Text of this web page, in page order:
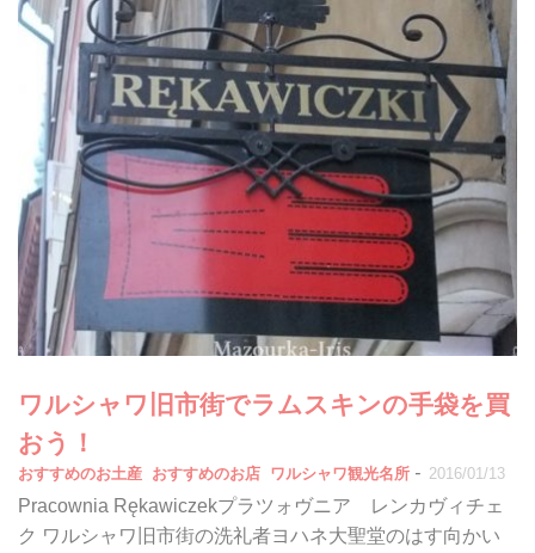
ワルシャワ旧市街でラムスキンの手袋を買
おう！
おすすめのお土産 おすすめのお店 ワルシャワ観光名所 - 2016/01/13
Pracownia Rękawiczekプラツォヴニア レンカヴィチェ
ク ワルシャワ旧市街の洗礼者ヨハネ大聖堂のはす向かい